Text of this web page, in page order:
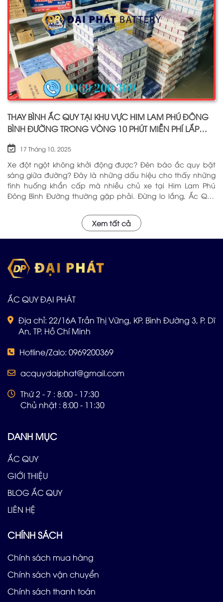
THAY BÌNH ẮC QUY TẠI KHU VỰC HIM LAM PHÚ ĐÔNG
BÌNH ĐƯỜNG TRONG VÒNG 10 PHÚT MIỄN PHÍ LẮP
17 Tháng 10, 2025
Xe đột ngột không khởi động được? Đèn báo ắc quy bật
sáng giữa đường? Đây là những dấu hiệu cho thấy những
tình huống khẩn cấp mà nhiều chủ xe tại Him Lam Phú
Đông Bình Đường thường gặp phải. Đừng lo lắng, Ắc Quy
tôi tự hào là địa chỉ đáng tin cậy cung cấp Ắc Quy Tại Him
Lam Phú Đông Bình Đường với chất lượng hàng đầu và dịch
vụ chuyên nghiệp sẽ phục vụ Quý khách tận nơi. Hãy Alo
Xem tất cả
ẮC QUY ĐẠI PHÁT
Địa chỉ: 22/16A Trần Thị Vững, KP. Bình Đường 3, P. Dĩ
An, TP. Hồ Chí Minh
Hotline/Zalo: 0969200369
acquydaiphat@gmail.com
Thứ 2 - 7 : 8:00 - 17:30
Chủ nhật : 8:00 - 11:30
DANH MỤC
ẮC QUY
GIỚI THIỆU
BLOG ẮC QUY
LIÊN HỆ
CHÍNH SÁCH
Chính sách mua hàng
Chính sách vận chuyển
Chính sách thanh toán